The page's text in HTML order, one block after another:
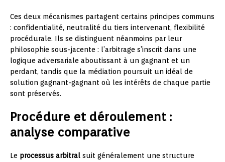
Ces deux mécanismes partagent certains principes communs
: confidentialité, neutralité du tiers intervenant, flexibilité
procédurale. Ils se distinguent néanmoins par leur
philosophie sous-jacente : l’arbitrage s’inscrit dans une
logique adversariale aboutissant à un gagnant et un
perdant, tandis que la médiation poursuit un idéal de
solution gagnant-gagnant où les intérêts de chaque partie
sont préservés.
Procédure et déroulement :
analyse comparative
Le processus arbitral suit généralement une structure